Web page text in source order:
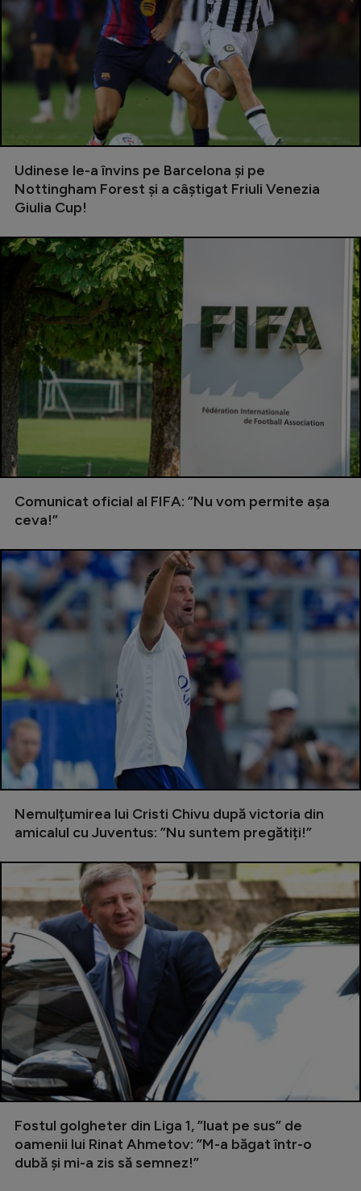
Handbal
Natație
Formula 1
Gimnastică
Rugby
Ciclism
Alte sporturi
JO 2024
JO 2026
Intră în cont
Creează cont
Udinese le-a învins pe Barcelona și pe
Nottingham Forest și a câștigat Friuli Venezia
Giulia Cup!
Comunicat oficial al FIFA: ”Nu vom permite așa
ceva!”
Nemulțumirea lui Cristi Chivu după victoria din
amicalul cu Juventus: ”Nu suntem pregătiți!”
Fostul golgheter din Liga 1, ”luat pe sus” de
oamenii lui Rinat Ahmetov: ”M-a băgat într-o
dubă și mi-a zis să semnez!”